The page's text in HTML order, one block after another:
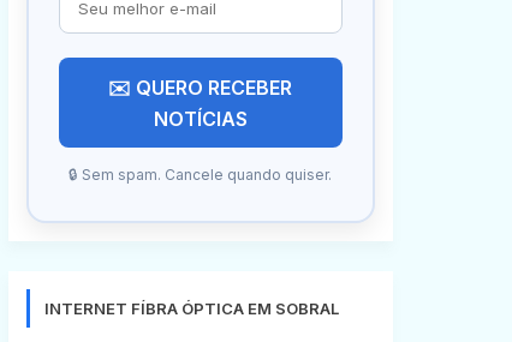
✉️ QUERO RECEBER
NOTÍCIAS
🔒 Sem spam. Cancele quando quiser.
INTERNET FÍBRA ÓPTICA EM SOBRAL